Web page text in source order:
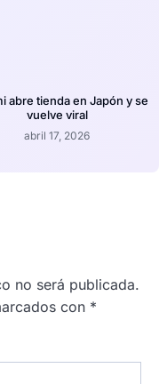
abre tienda en Japón y se
vuelve viral
abril 17, 2026
no será publicada.
con *